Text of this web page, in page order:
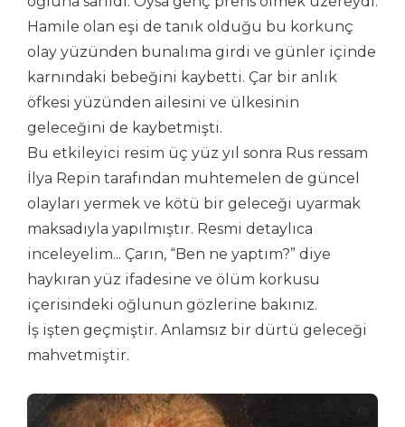
Hamile olan eşi de tanık olduğu bu korkunç
olay yüzünden bunalıma girdi ve günler içinde
karnındaki bebeğini kaybetti. Çar bir anlık
öfkesi yüzünden ailesini ve ülkesinin
geleceğini de kaybetmişti.
Bu etkileyici resim üç yüz yıl sonra Rus ressam
İlya Repin tarafından muhtemelen de güncel
olayları yermek ve kötü bir geleceği uyarmak
maksadıyla yapılmıştır. Resmi detaylıca
inceleyelim... Çarın, “Ben ne yaptım?” diye
haykıran yüz ifadesine ve ölüm korkusu
içerisindeki oğlunun gözlerine bakınız.
İş işten geçmiştir. Anlamsız bir dürtü geleceği
mahvetmiştir.